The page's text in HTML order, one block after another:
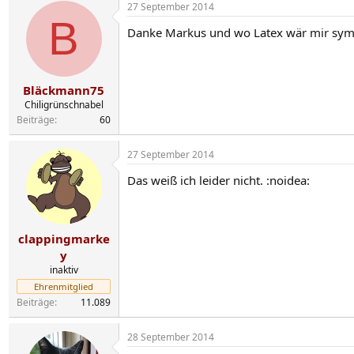
B
Bläckmann75
Chiligrünschnabel
Beiträge
60
27 September 2014
Danke Markus und wo Latex wär mir
clappingmarke
y
inaktiv
Ehrenmitglied
Beiträge 11.089
27 September 2014
Das weiß ich leider nicht. :noidea:
28 September 2014